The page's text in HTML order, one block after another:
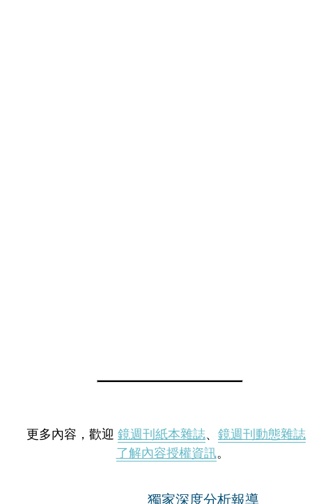
更多內容，歡迎 鏡週刊紙本雜誌、 鏡週刊動態雜誌
了解內容授權資訊。
獨家深度分析報導